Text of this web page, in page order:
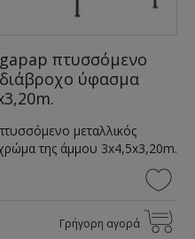
πτυσσόμενο
ύφασμα
μεταλλικός
της άμμου 3x4,5x3,20m.
Γρήγορη αγορά